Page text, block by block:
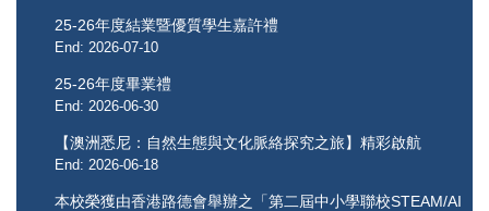
25-26年度結業暨優質學生嘉許禮
End: 2026-07-10
25-26年度畢業禮
End: 2026-06-30
【澳洲悉尼：自然生態與文化脈絡探究之旅】精彩啟航
End: 2026-06-18
本校榮獲由香港路德會舉辦之「第二屆中小學聯校STEAM/AI